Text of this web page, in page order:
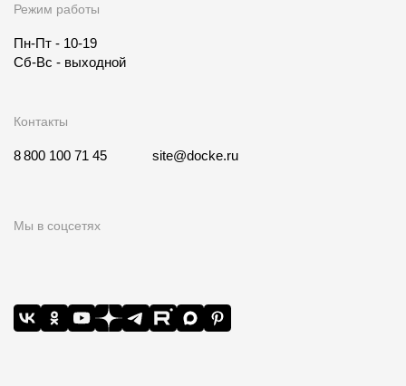
Режим работы
Пн-Пт - 10-19
Сб-Вс - выходной
Контакты
8 800 100 71 45 site@docke.ru
Мы в соцсетях